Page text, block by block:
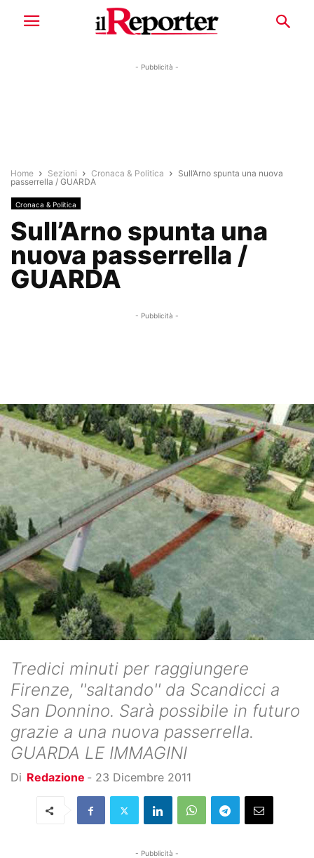
- Pubblicità -
Home Sezioni Cronaca & Politica
Sull’Arno spunta una nuova
passerrella / GUARDA
Cronaca & Politica
Sull’Arno spunta una
nuova passerrella /
GUARDA
- Pubblicità -
Tredici minuti per raggiungere
Firenze, ''saltando'' da Scandicci a
San Donnino. Sarà possibile in futuro
grazie a una nuova passerrella.
GUARDA LE IMMAGINI
Di Redazione - 23 Dicembre 2011
- Pubblicità -